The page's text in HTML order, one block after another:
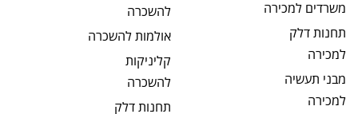
משרדים למכירה
תחנות דלק
למכירה
מבני תעשיה
למכירה
להשכרה
אולמותלהשכרה
קליניקות
להשכרה
תחנות דלק